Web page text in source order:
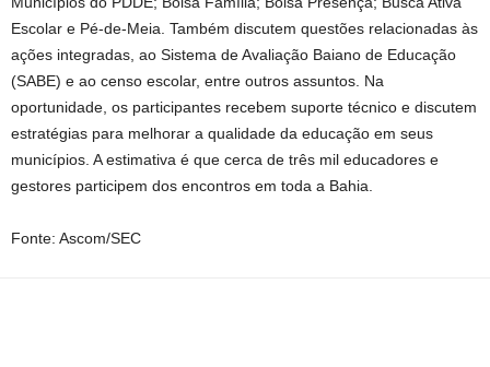
Escolar e Pé-de-Meia. Também discutem questões relacionadas às
ações integradas, ao Sistema de Avaliação Baiano de Educação
(SABE) e ao censo escolar, entre outros assuntos. Na
oportunidade, os participantes recebem suporte técnico e discutem
estratégias para melhorar a qualidade da educação em seus
municípios. A estimativa é que cerca de três mil educadores e
gestores participem dos encontros em toda a Bahia.
Fonte: Ascom/SEC